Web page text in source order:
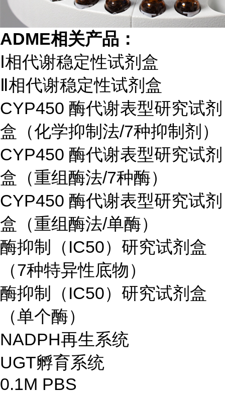
ADME相关产品：
Ⅰ相代谢稳定性试剂盒
Ⅱ相代谢稳定性试剂盒
CYP450 酶代谢表型研究试剂
盒（化学抑制法/7种抑制剂）
CYP450 酶代谢表型研究试剂
盒（重组酶法/7种酶）
CYP450 酶代谢表型研究试剂
盒（重组酶法/单酶）
酶抑制（IC50）研究试剂盒
（7种特异性底物）
酶抑制（IC50）研究试剂盒
（单个酶）
NADPH再生系统
UGT孵育系统
0.1M PBS